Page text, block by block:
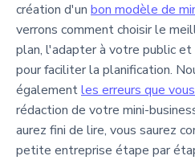
création d'un bon modèle de
verrons comment choisir le
plan, l'adapter à votre public
pour faciliter la planification.
égalementles erreurs que
rédaction de votre mini-
aurez fini de lire, vous saurez
petite entreprise étape par